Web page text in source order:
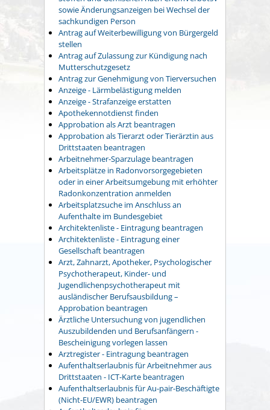
sowie Änderungsanzeigen bei Wechsel der
sachkundigen Person
Antrag auf Weiterbewilligung von Bürgergeld
stellen
Antrag auf Zulassung zur Kündigung nach
Mutterschutzgesetz
Antrag zur Genehmigung von Tierversuchen
Anzeige - Lärmbelästigung melden
Anzeige - Strafanzeige erstatten
Apothekennotdienst finden
Approbation als Arzt beantragen
Approbation als Tierarzt oder Tierärztin aus
Drittstaaten beantragen
Arbeitnehmer-Sparzulage beantragen
Arbeitsplätze in Radonvorsorgegebieten
oder in einer Arbeitsumgebung mit erhöhter
Radonkonzentration anmelden
Arbeitsplatzsuche im Anschluss an
Aufenthalte im Bundesgebiet
Architektenliste - Eintragung beantragen
Architektenliste - Eintragung einer
Gesellschaft beantragen
Arzt, Zahnarzt, Apotheker, Psychologischer
Psychotherapeut, Kinder- und
Jugendlichenpsychotherapeut mit
ausländischer Berufsausbildung –
Approbation beantragen
Ärztliche Untersuchung von jugendlichen
Auszubildenden und Berufsanfängern -
Bescheinigung vorlegen lassen
Arztregister - Eintragung beantragen
Aufenthaltserlaubnis für Arbeitnehmer aus
Drittstaaten - ICT-Karte beantragen
Aufenthaltserlaubnis für Au-pair-Beschäftigte
(Nicht-EU/EWR) beantragen